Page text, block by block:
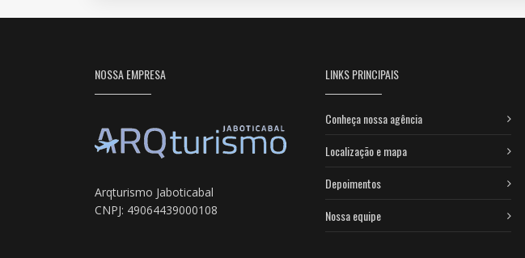
NOSSA EMPRESA
Arqturismo Jaboticabal
CNPJ: 49064439000108
LINKS PRINCIPAIS
Conheça nossa agência
Localização e mapa
Depoimentos
Nossa equipe